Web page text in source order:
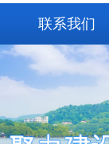
联系我们